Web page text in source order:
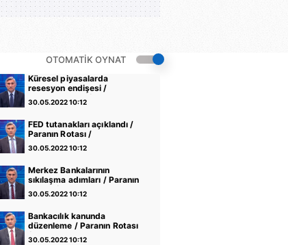
OTOMATİK OYNAT
Küresel piyasalarda
resesyon endişesi /
Paranın Rotası /
27.05.2022
30.05.2022 10:12
FED tutanakları açıklandı /
Paranın Rotası /
26.05.2022
30.05.2022 10:12
Merkez Bankalarının
sıkılaşma adımları / Paranın
Rotası / 25.05.2022
30.05.2022 10:12
Bankacılık kanunda
düzenleme / Paranın Rotası
/ 24.05.2022
30.05.2022 10:12